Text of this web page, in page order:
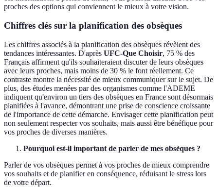
proches des options qui conviennent le mieux à votre vision.
Chiffres clés sur la planification des obsèques
Les chiffres associés à la planification des obsèques révèlent des
tendances intéressantes. D'après UFC-Que Choisir, 75 % des
Français affirment qu'ils souhaiteraient discuter de leurs obsèques
avec leurs proches, mais moins de 30 % le font réellement. Ce
contraste montre la nécessité de mieux communiquer sur le sujet. De
plus, des études menées par des organismes comme l'ADEME
indiquent qu'environ un tiers des obsèques en France sont désormais
planifiées à l'avance, démontrant une prise de conscience croissante
de l'importance de cette démarche. Envisager cette planification peut
non seulement respecter vos souhaits, mais aussi être bénéfique pour
vos proches de diverses manières.
Pourquoi est-il important de parler de mes obsèques ?
Parler de vos obsèques permet à vos proches de mieux comprendre
vos souhaits et de planifier en conséquence, réduisant le stress lors
de votre départ.